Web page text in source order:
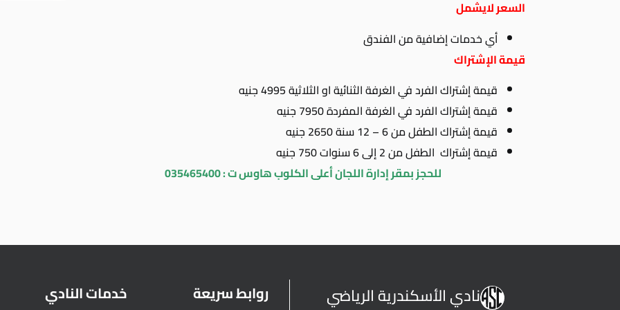
السعر لايشمل
أي خدمات إضافية من الفندق
قيمة الإشتراك
قيمة إشتراك الفرد في الغرفة الثنائية او الثلاثية 4995 جنيه
قيمة إشتراك الفرد في الغرفة المفردة 7950 جنيه
قيمة إشتراك الطفل من 6 – 12 سنة 2650 جنيه
قيمة إشتراك الطفل من 2 إلى 6 سنوات 750 جنيه
للحجز بمقر إدارة اللجان أعلى الكلوب هاوس ت : 035465400
نادي الأسكندرية الرياضي روابط سريعة خدمات النادي